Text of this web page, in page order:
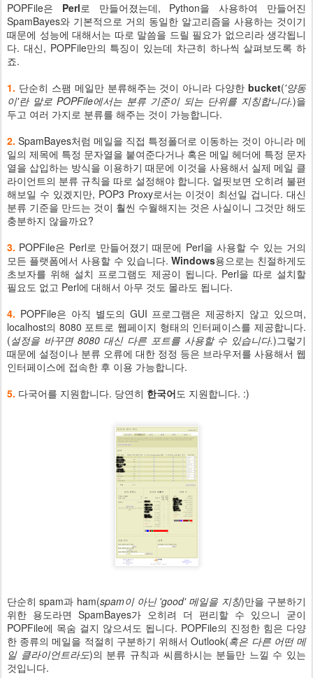
POPFile은 Perl로 만들어졌는데, Python을 사용하여 만들어진
SpamBayes와 기본적으로 거의 동일한 알고리즘을 사용하는 것이기
때문에 성능에 대해서는 따로 말씀을 드릴 필요가 없으리라 생각됩니
다. 대신, POPFile만의 특징이 있는데 차근히 하나씩 살펴보도록 하
죠.
1. 단순히 스팸 메일만 분류해주는 것이 아니라 다양한 bucket('양동
이'란 말로 POPFile에서는 분류 기준이 되는 단위를 지칭합니다.)을
두고 여러 가지로 분류를 해주는 것이 가능합니다.
2. SpamBayes처럼 메일을 직접 특정폴더로 이동하는 것이 아니라 메
일의 제목에 특정 문자열을 붙여준다거나 혹은 메일 헤더에 특정 문자
열을 삽입하는 방식을 이용하기 때문에 이것을 사용해서 실제 메일 클
라이언트의 분류 규칙을 따로 설정해야 합니다. 얼핏보면 오히려 불편
해보일 수 있겠지만, POP3 Proxy로서는 이것이 최선일 겁니다. 대신
분류 기준을 만드는 것이 훨씬 수월해지는 것은 사실이니 그것만 해도
충분하지 않을까요?
3. POPFile은 Perl로 만들어졌기 때문에 Perl을 사용할 수 있는 거의
모든 플랫폼에서 사용할 수 있습니다. Windows용으로는 친절하게도
초보자를 위해 설치 프로그램도 제공이 됩니다. Perl을 따로 설치할
필요도 없고 Perl에 대해서 아무 것도 몰라도 됩니다.
4. POPFile은 아직 별도의 GUI 프로그램은 제공하지 않고 있으며,
localhost의 8080 포트로 웹페이지 형태의 인터페이스를 제공합니다.
(설정을 바꾸면 8080 대신 다른 포트를 사용할 수 있습니다.)그렇기
때문에 설정이나 분류 오류에 대한 정정 등은 브라우저를 사용해서 웹
인터페이스에 접속한 후 이용 가능합니다.
5. 다국어를 지원합니다. 당연히 한국어도 지원합니다. :)
단순히 spam과 ham(spam이 아닌 'good' 메일을 지칭)만을 구분하기
위한 용도라면 SpamBayes가 오히려 더 편리할 수 있으니 굳이
POPFile에 목숨 걸지 않으셔도 됩니다. POPFile의 진정한 힘은 다양
한 종류의 메일을 적절히 구분하기 위해서 Outlook(혹은 다른 어떤 메
일 클라이언트라도)의 분류 규칙과 씨름하시는 분들만 느낄 수 있는
것입니다.